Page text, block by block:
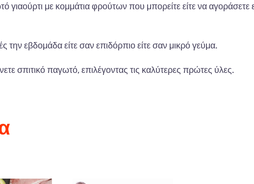
γιαούρτι με κομμάτια φρούτων που μπορείτε είτε να αγοράσετε
εβδομάδα είτε σαν επιδόρπιο είτε σαν μικρό γεύμα.
σπιτικό παγωτό, επιλέγοντας τις καλύτερες πρώτες ύλες.